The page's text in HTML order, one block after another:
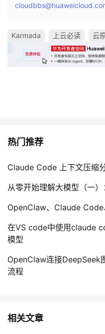
Karmada 上云必读 云
热门推荐
Claude Code 上下文压缩
从零开始理解大模型（一
OpenClaw、Claude
在VS code中使用claude
模型
OpenClaw连接DeepSeek
流程
相关文章